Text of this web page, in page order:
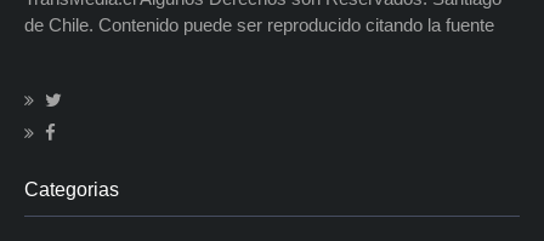
de Chile. Contenido puede ser reproducido citando la fuente
Categorias